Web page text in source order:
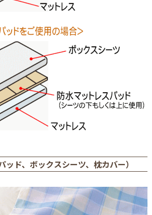
ッド、ボックスシーツ、枕カバー）